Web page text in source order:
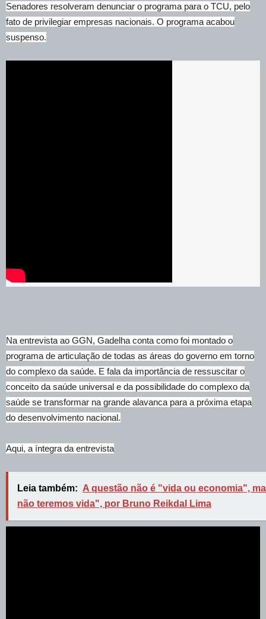
Senadores resolveram denunciar o programa para o TCU, pelo
fato de privilegiar empresas nacionais. O programa acabou
suspenso.
Na entrevista ao GGN, Gadelha conta como foi montado o
programa de articulação de todas as áreas do governo em torno
do complexo da saúde. E fala da importância de ressuscitar o
conceito da saúde universal e da possibilidade do complexo da
saúde se transformar na grande alavanca para a próxima etapa
do desenvolvimento nacional.
Aqui, a íntegra da entrevista
Leia também: A questão não é "vida ou economia",
não teremos vida", por Bruno Reikdal Lima